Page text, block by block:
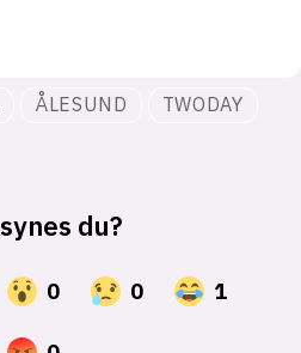
ÅLESUND
TWODAY